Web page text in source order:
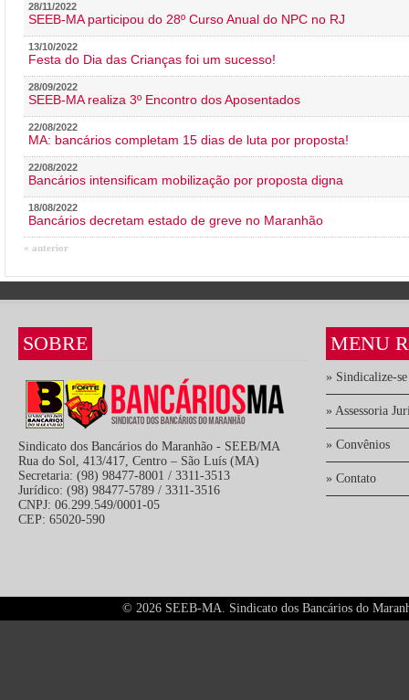
28/11/2022
SEEB-MA participou do 28º Curso Anual do NPC no RJ
13/10/2022
Festa do Dia das Crianças foi um sucesso!
28/09/2022
SEEB-MA realiza 3º Encontro dos Aposentados
22/08/2022
MA: bancários completam 15 dias de luta por proposta!
22/08/2022
Bancários intensificam mobilização por proposta digna
18/08/2022
Bancários decretam estado de greve no Maranhão
« anterior
SOBRE
Sindicato dos Bancários do Maranhão - SEEB/MA
Rua do Sol, 413/417, Centro – São Luís (MA)
Secretaria: (98) 98477-8001 / 3311-3513
Jurídico: (98) 98477-5789 / 3311-3516
CNPJ: 06.299.549/0001-05
CEP: 65020-590
MENU
» Sindicalize-se
» Assessoria
» Convênios
» Contato
© 2026 SEEB-MA. Sindicato dos Bancários do